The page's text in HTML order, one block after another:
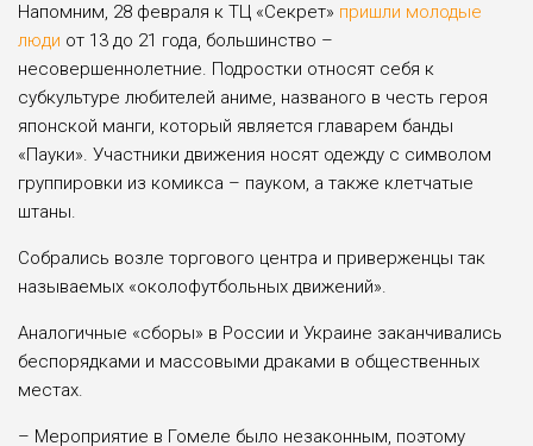
Напомним, 28 февраля к ТЦ «Секрет» пришли молодые
люди от 13 до 21 года, большинство –
несовершеннолетние. Подростки относят себя к
субкультуре любителей аниме, названого в честь героя
японской манги, который является главарем банды
«Пауки». Участники движения носят одежду с символом
группировки из комикса – пауком, а также клетчатые
штаны.
Собрались возле торгового центра и приверженцы так
называемых «околофутбольных движений».
Аналогичные «сборы» в России и Украине заканчивались
беспорядками и массовыми драками в общественных
местах.
– Мероприятие в Гомеле было незаконным, поэтому